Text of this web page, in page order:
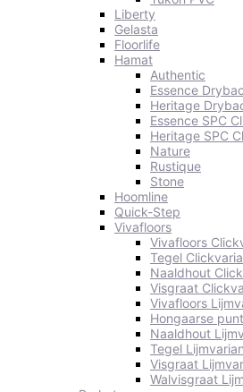
Liberty
Gelasta
Floorlife
Hamat
Authentic
Essence
Heritage
Essence SPC
Heritage SPC
Nature
Rustique
Stone
Hoomline
Quick-Step
Vivafloors
Vivafloors
Tegel
Naaldhout
Visgraat
Vivafloors
Hongaarse
Naaldhout
Tegel
Visgraat
Walvisgraat